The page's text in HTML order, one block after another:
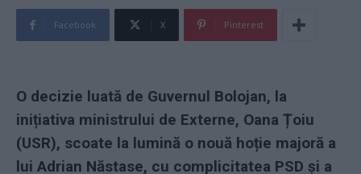
Facebook X Pinterest
O decizie luată de Guvernul Bolojan, la
inițiativa ministrului de Externe, Oana Țoiu
(USR), scoate la lumină o nouă hoție majoră a
lui Adrian Năstase, cu complicitatea PSD și a